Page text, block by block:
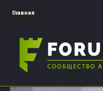
Главная